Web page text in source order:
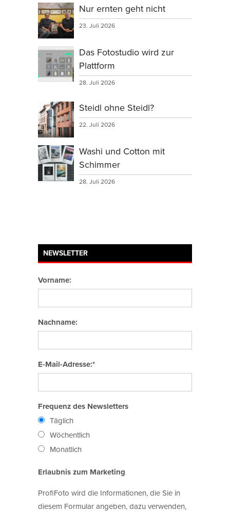
Nur ernten geht nicht
23. Juli 2026
Das Fotostudio wird zur
Plattform
28. Juli 2026
Steidl ohne Steidl?
22. Juli 2026
Washi und Cotton mit
Schimmer
28. Juli 2026
NEWSLETTER
Vorname:
Nachname:
E-Mail-Adresse:*
Frequenz des Newsletters
Täglich
Wöchentlich
Monatlich
Erlaubnis zum Marketing
ProfiFoto wird die Informationen, die Sie in
diesem Formular angeben, dazu verwenden,